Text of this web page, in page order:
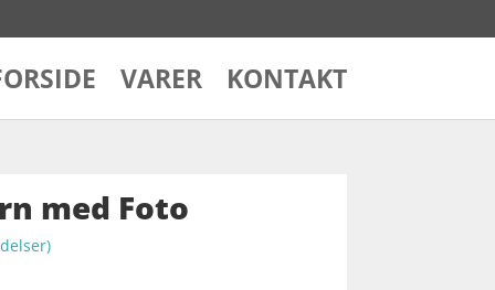
VARER KONTAKT
med Foto